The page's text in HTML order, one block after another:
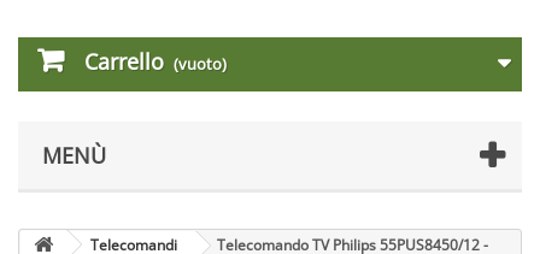
Carrello (vuoto)
MENÙ
Telecomandi
Telecomando TV Philips 55PUS8450/12 -